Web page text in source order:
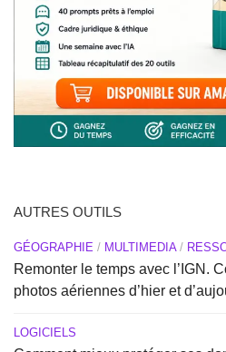
AUTRES OUTILS
GÉOGRAPHIE / MULTIMEDIA/
Remonter le temps avec l’IGN.
photos aériennes d’hier et
LOGICIELS